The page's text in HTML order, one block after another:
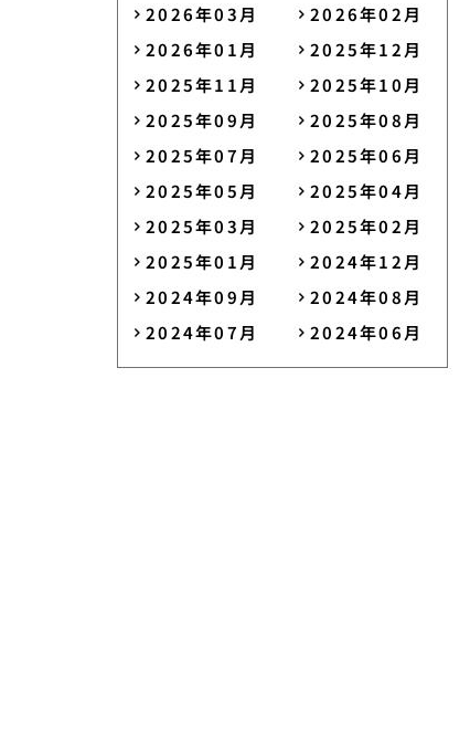
2026年03月
2026年02月
2026年01月
2025年12月
2025年11月
2025年10月
2025年09月
2025年08月
2025年07月
2025年06月
2025年05月
2025年04月
2025年03月
2025年02月
2025年01月
2024年12月
2024年09月
2024年08月
2024年07月
2024年06月